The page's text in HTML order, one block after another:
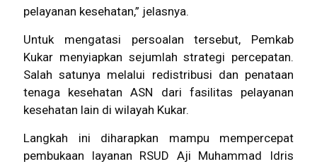
pelayanan kesehatan,” jelasnya.
Untuk mengatasi persoalan tersebut, Pemkab
Kukar menyiapkan sejumlah strategi percepatan.
Salah satunya melalui redistribusi dan penataan
tenaga kesehatan ASN dari fasilitas pelayanan
kesehatan lain di wilayah Kukar.
Langkah ini diharapkan mampu mempercepat
pembukaan layanan RSUD Aji Muhammad Idris